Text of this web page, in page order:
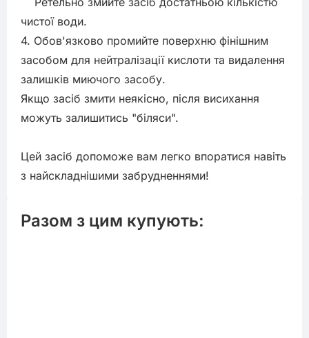
чистої води.
4. Обов'язково промийте поверхню фінішним
засобом для нейтралізації кислоти та видалення
залишків миючого засобу.
Якщо засіб змити неякісно, після висихання
можуть залишитись "біляси".
Цей засіб допоможе вам легко впоратися навіть
з найскладнішими забрудненнями!
Разом з цим купують: